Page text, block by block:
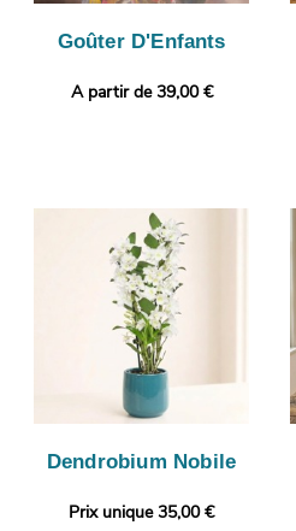
Goûter D'Enfants
A partir de 39,00 €
Dendrobium Nobile
Prix unique 35,00 €